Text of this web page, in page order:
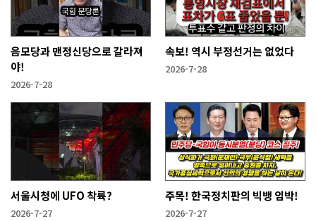
음모당과 맨정신당으로 갈라져
야!
2026-7-28
속보! 역시 부정선거는 없었다
2026-7-28
서울시청에 UFO 착륙?
2026-7-27
주목! 한국정치판의 빅뱅 임박!
2026-7-27